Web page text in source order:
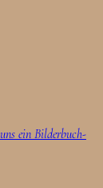
ein Bilderbuch-